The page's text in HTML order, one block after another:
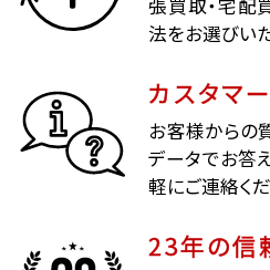
張買取・宅配
法をお選びい
カスタマ
お客様からの
データでお答
軽にご連絡くだ
23年の信